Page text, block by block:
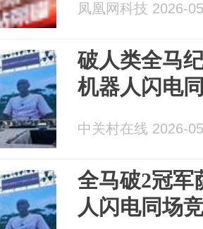
凤凰网科技 2026-
破人类全马
机器人闪电
中关村在线 2026-
全马破2冠军
人闪电同场